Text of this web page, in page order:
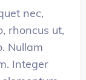
nec,
rhoncus ut,
Nullam
Integer